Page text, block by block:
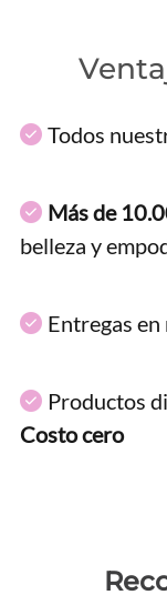
Todos
Más de
belleza y
Entregas en
Productos
Costo cero